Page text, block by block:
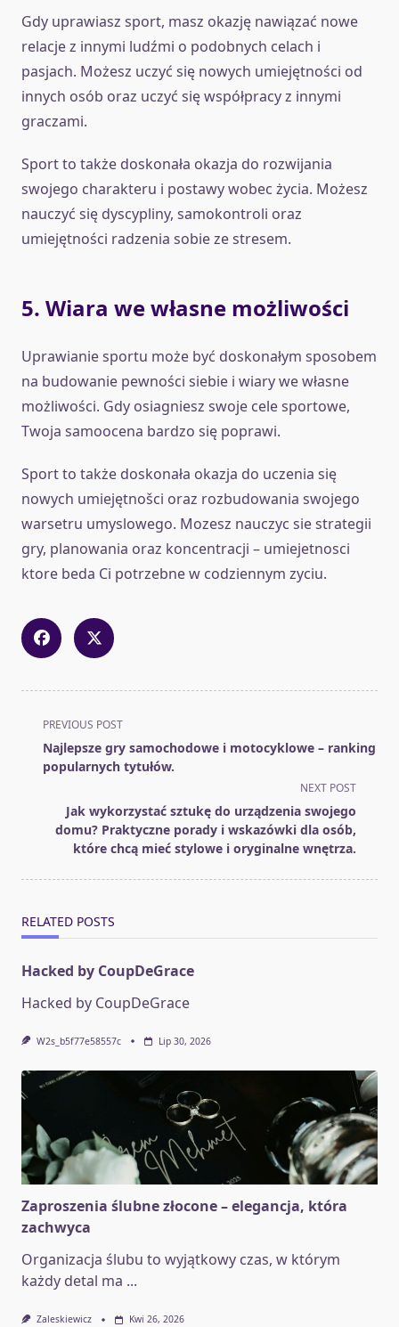
Gdy uprawiasz sport, masz okazję nawiązać nowe
relacje z innymi ludźmi o podobnych celach i
pasjach. Możesz uczyć się nowych umiejętności od
innych osób oraz uczyć się współpracy z innymi
graczami.
Sport to także doskonała okazja do rozwijania
swojego charakteru i postawy wobec życia. Możesz
nauczyć się dyscypliny, samokontroli oraz
umiejętności radzenia sobie ze stresem.
5. Wiara we własne możliwości
Uprawianie sportu może być doskonałym sposobem
na budowanie pewności siebie i wiary we własne
możliwości. Gdy osiagniesz swoje cele sportowe,
Twoja samoocena bardzo się poprawi.
Sport to także doskonała okazja do uczenia się
nowych umiejętnošci oraz rozbudowania swojego
warsetru umyslowego. Mozesz nauczyc sie strategii
gry, planowania oraz koncentracji – umiejetnosci
ktore beda Ci potrzebne w codziennym zyciu.
<span
class="nav-
subtitle
reader-
text">Page</span>
PREVIOUS POST
Najlepsze gry samochodowe i motocyklowe – ranking
popularnych tytułów.
NEXT POST
Jak wykorzystać sztukę do urządzenia swojego
domu? Praktyczne porady i wskazówki dla osób,
które chcą mieć stylowe i oryginalne wnętrza.
RELATED POSTS
Hacked by CoupDeGrace
Hacked by CoupDeGrace
W2s_b5f77e58557c Lip 30, 2026
Zaproszenia ślubne złocone – elegancja, która
zachwyca
Organizacja ślubu to wyjątkowy czas, w którym
każdy detal ma ...
Zaleskiewicz Kwi 26, 2026